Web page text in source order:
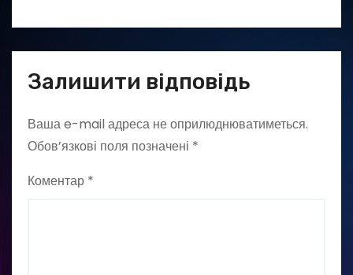
Залишити відповідь
Ваша e-mail адреса не оприлюднюватиметься.
Обов’язкові поля позначені *
Коментар *